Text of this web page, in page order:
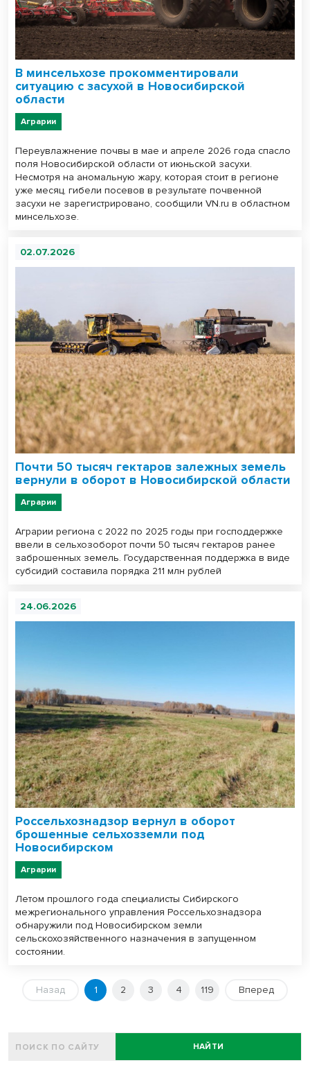
В минсельхозе прокомментировали
ситуацию с засухой в Новосибирской
области
Аграрии
Переувлажнение почвы в мае и апреле 2026 года спасло
поля Новосибирской области от июньской засухи.
Несмотря на аномальную жару, которая стоит в регионе
уже месяц, гибели посевов в результате почвенной
засухи не зарегистрировано, сообщили VN.ru в областном
минсельхозе.
02.07.2026
Почти 50 тысяч гектаров залежных земель
вернули в оборот в Новосибирской области
Аграрии
Аграрии региона с 2022 по 2025 годы при господдержке
ввели в сельхозоборот почти 50 тысяч гектаров ранее
заброшенных земель. Государственная поддержка в виде
субсидий составила порядка 211 млн рублей
24.06.2026
Россельхознадзор вернул в оборот
брошенные сельхозземли под
Новосибирском
Аграрии
Летом прошлого года специалисты Сибирского
межрегионального управления Россельхознадзора
обнаружили под Новосибирском земли
сельскохозяйственного назначения в запущенном
состоянии.
Назад 1 2 3 4 119 Вперед
НАЙТИ